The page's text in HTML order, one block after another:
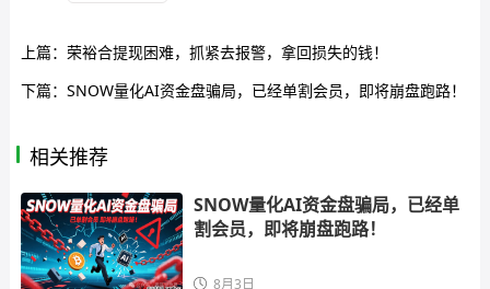
上篇： 荣裕合提现困难，抓紧去报警，拿回损失的钱！
下篇： SNOW量化AI资金盘骗局，已经单割会员，即将崩盘跑路！
相关推荐
SNOW量化AI资金盘骗局，已经单
割会员，即将崩盘跑路！
8月3日